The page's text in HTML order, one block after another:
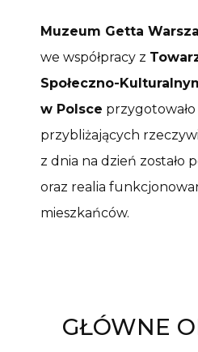
Muzeum Getta
we współpracy z
Społeczno-
w Polsce
przybliżających
z dnia na dzień zostało
oraz realia
mieszkańców.
GŁÓWNE